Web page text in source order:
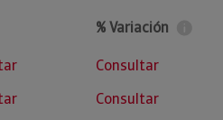
% Variación
Consultar
Consultar